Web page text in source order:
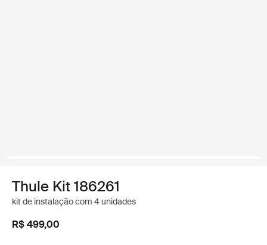
Thule Kit 186261
kit de instalação com 4 unidades
R$ 499,00